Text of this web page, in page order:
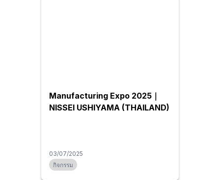
Manufacturing Expo 2025｜
NISSEI USHIYAMA (THAILAND)
03/07/2025
กิจกรรม